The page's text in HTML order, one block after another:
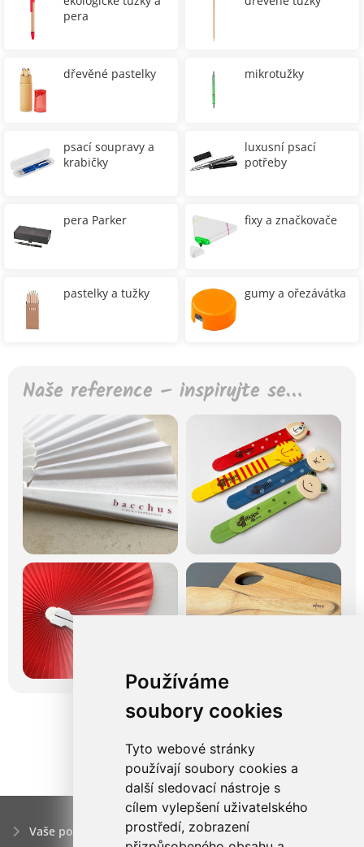
Používáme
soubory cookies
Tyto webové stránky
používají soubory cookies a
další sledovací nástroje s
cílem vylepšení uživatelského
prostředí, zobrazení
pera
dřevěné pastelky mikrotužky
psací soupravy a
krabičky
luxusní psací
potřeby
pera Parker fixy a značkovače
pastelky a tužky gumy a ořezávátka
Naše reference – inspirujte se…
Vaše poptávka